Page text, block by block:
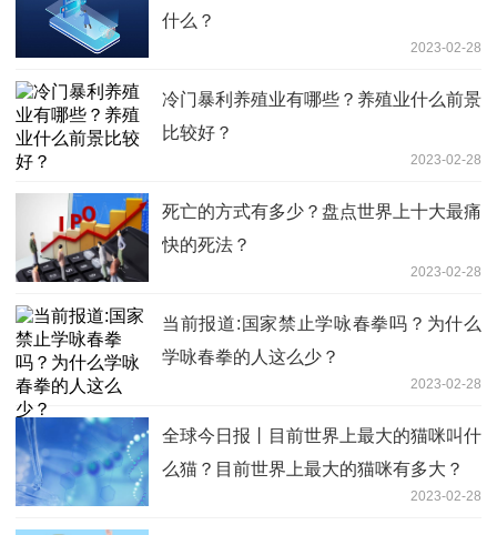
什么？
2023-02-28
冷门暴利养殖业有哪些？养殖业什么前景
比较好？
2023-02-28
死亡的方式有多少？盘点世界上十大最痛
快的死法？
2023-02-28
当前报道:国家禁止学咏春拳吗？为什么
学咏春拳的人这么少？
2023-02-28
全球今日报丨目前世界上最大的猫咪叫什
么猫？目前世界上最大的猫咪有多大？
2023-02-28